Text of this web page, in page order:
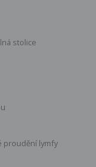
stolice
proudění lymfy